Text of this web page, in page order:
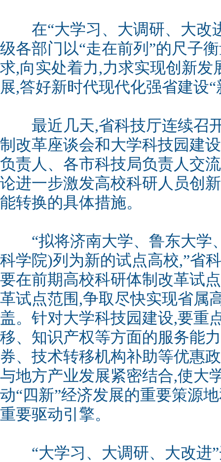
在“大学习、大调研、大改
级各部门以“走在前列”的尺子
求,向实处着力,力求实现创新发
展,答好新时代现代化强省建设“
最近几天,省科技厅连续召
制改革座谈会和大学科技园建
负责人、各市科技局负责人交
论进一步激发高校科研人员创
能转换的具体措施。
“拟将济南大学、鲁东大学
科学院)列为新的试点高校,”省
要在前期高校科研体制改革试
革试点范围,争取尽快实现省属
盖。针对大学科技园建设,要重
移、知识产权等方面的服务能
券、技术转移机构补助等优惠
与地方产业发展紧密结合,使大
动“四新”经济发展的重要策源
重要驱动引擎。
“大学习、大调研、大改进”